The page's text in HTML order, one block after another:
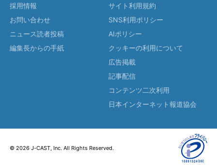
採用情報
お問い合わせ
ニュース読者投稿
編集長からの手紙
サイト利用規約
SNS利用ポリシー
AIポリシー
クッキーの利用について
広告掲載
記事配信
コンテンツ二次利用
日本インターネット報道協会
© 2026 J-CAST, Inc. All Rights Reserved.